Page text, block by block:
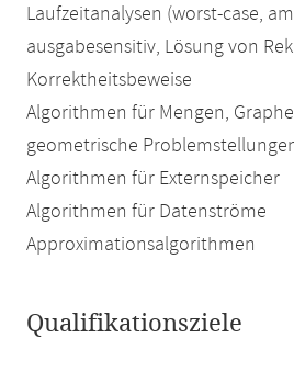
Laufzeitanalysen (worst-case,
ausgabesensitiv, Lösung von
Korrektheitsbeweise
Algorithmen für Mengen,
geometrische
Algorithmen für Externspeicher
Algorithmen für Datenströme
Approximationsalgorithmen
Qualifikationsziele